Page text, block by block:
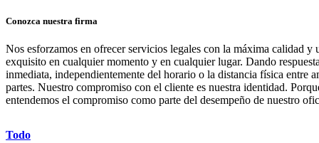
Conozca nuestra firma
Nos esforzamos en ofrecer servicios legales con la máxima calidad y
exquisito en cualquier momento y en cualquier lugar. Dando
inmediata, independientemente del horario o la distancia física entre
partes. Nuestro compromiso con el cliente es nuestra identidad.
entendemos el compromiso como parte del desempeño de nuestro
Todo